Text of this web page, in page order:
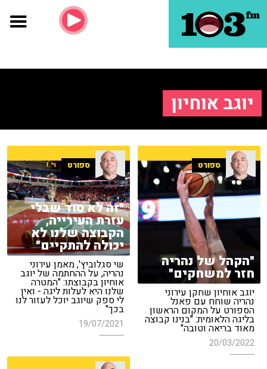
יוגב אוחיון
ספורט
"הקהל של נהריה
חזר למשחקים"
יוגב אוחיון שחקן עירוני
נהריה שוחח עם פאנל
הספורט על המקום הראשון
בליגה הלאומית: "בנינו קבוצה
מאוד בריאה וטובה"
20/03/2022
ספורט
"זה לא סוד שבלי
עזרת העירייה,
הקבוצה שלנו לא
יכולה להתקיים"
שי סגלוביץ', מאמן עירוני
נהריה, על ההחתמה של יוגב
אוחיון בקבוצתו: "המטרה
שלנו היא לעלות ליגה - ואין
לי ספק שיוגב יוכל לעזור לנו
בכך"
19/07/2021